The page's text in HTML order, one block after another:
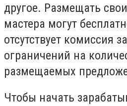
другое. Размещать
мастера могут
отсутствует комиссия
ограничений на
размещаемых
Чтобы начать